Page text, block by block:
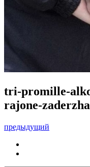
tri-promille-
rajone-
предыдущий